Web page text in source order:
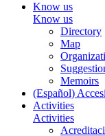
Know us
Know us
Directory
Map
Memoirs
(Español)
Activities
Activities